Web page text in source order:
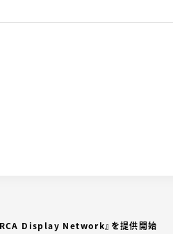
Display Network』を提供開始